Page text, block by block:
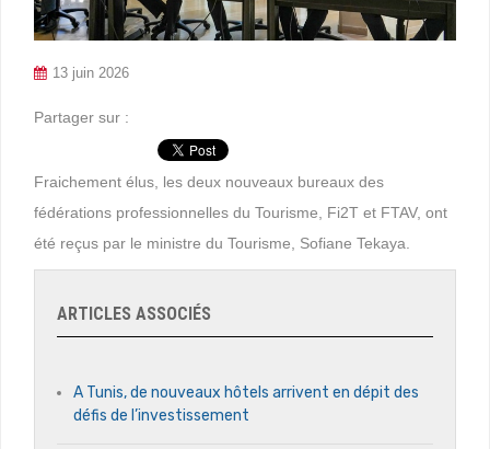
13 juin 2026
Partager sur :
Fraichement élus, les deux nouveaux bureaux des
fédérations professionnelles du Tourisme, Fi2T et FTAV, ont
été reçus par le ministre du Tourisme, Sofiane Tekaya.
ARTICLES ASSOCIÉS
A Tunis, de nouveaux hôtels arrivent en dépit des
défis de l’investissement